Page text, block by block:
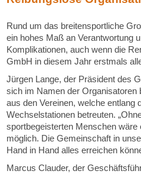
Rund um das breitensportliche
ein hohes Maß an Verantwortung
Komplikationen, auch wenn die
GmbH in diesem Jahr erstmals
Jürgen Lange, der Präsident des
sich im Namen der
aus den Vereinen, welche entlang
Wechselstationen betreuten.
sportbegeisterten Menschen
möglich. Die Gemeinschaft in
Hand in Hand alles erreichen
Marcus Clauder, der